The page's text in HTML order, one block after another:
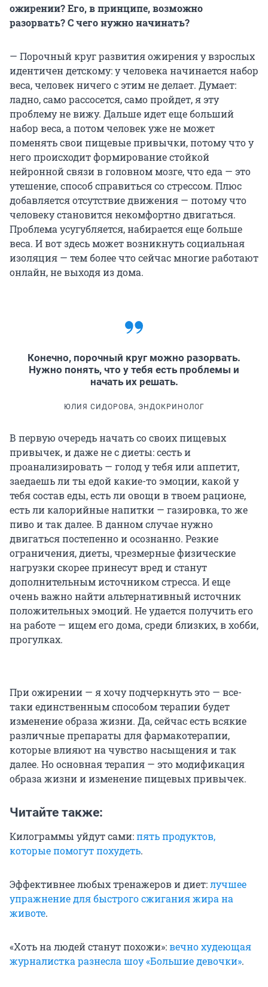
ожирении? Его, в принципе, возможно
разорвать? С чего нужно начинать?
— Порочный круг развития ожирения у взрослых
идентичен детскому: у человека начинается набор
веса, человек ничего с этим не делает. Думает:
ладно, само рассосется, само пройдет, я эту
проблему не вижу. Дальше идет еще больший
набор веса, а потом человек уже не может
поменять свои пищевые привычки, потому что у
него происходит формирование стойкой
нейронной связи в головном мозге, что еда — это
утешение, способ справиться со стрессом. Плюс
добавляется отсутствие движения — потому что
человеку становится некомфортно двигаться.
Проблема усугубляется, набирается еще больше
веса. И вот здесь может возникнуть социальная
изоляция — тем более что сейчас многие работают
онлайн, не выходя из дома.
Конечно, порочный круг можно разорвать.
Нужно понять, что у тебя есть проблемы и
начать их решать.
ЮЛИЯ СИДОРОВА, ЭНДОКРИНОЛОГ
В первую очередь начать со своих пищевых
привычек, и даже не с диеты: сесть и
проанализировать — голод у тебя или аппетит,
заедаешь ли ты едой какие-то эмоции, какой у
тебя состав еды, есть ли овощи в твоем рационе,
есть ли калорийные напитки — газировка, то же
пиво и так далее. В данном случае нужно
двигаться постепенно и осознанно. Резкие
ограничения, диеты, чрезмерные физические
нагрузки скорее принесут вред и станут
дополнительным источником стресса. И еще
очень важно найти альтернативный источник
положительных эмоций. Не удается получить его
на работе — ищем его дома, среди близких, в хобби,
прогулках.
При ожирении — я хочу подчеркнуть это — все-
таки единственным способом терапии будет
изменение образа жизни. Да, сейчас есть всякие
различные препараты для фармакотерапии,
которые влияют на чувство насыщения и так
далее. Но основная терапия — это модификация
образа жизни и изменение пищевых привычек.
Читайте также:
Килограммы уйдут сами:пять продуктов,
которые помогут похудеть.
Эффективнее любых тренажеров и диет:лучшее
упражнение для быстрого сжигания жира на
животе.
«Хоть на людей станут похожи»:вечно худеющая
журналистка разнесла шоу «Большие девочки».